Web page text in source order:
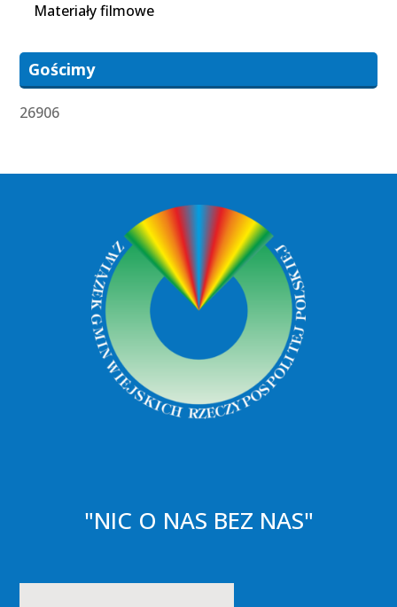
Materiały filmowe
Gościmy
26906
"NIC O NAS BEZ NAS"